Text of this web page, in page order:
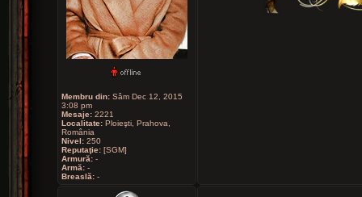
Membru din: Sâm Dec 12, 2015
3:08 pm
Mesaje: 2221
Localitate: Ploieşti, Prahova,
România
Nivel: 250
Reputaţie: [SGM]
Armură: -
Armă: -
Breaslă: -